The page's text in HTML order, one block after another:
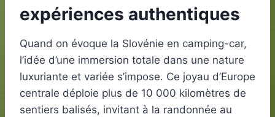
expériences authentiques
Quand on évoque la Slovénie en camping-car,
l’idée d’une immersion totale dans une nature
luxuriante et variée s’impose. Ce joyau d’Europe
centrale déploie plus de 10 000 kilomètres de
sentiers balisés, invitant à la randonnée au